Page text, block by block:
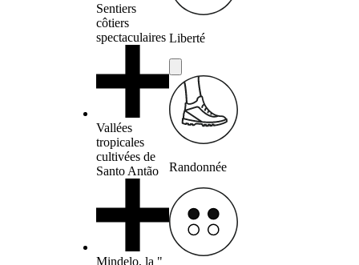
Sentiers
côtiers
spectaculaires
Vallées
tropicales
cultivées de
Santo Antão
Mindelo, la "
Liberté
Randonnée